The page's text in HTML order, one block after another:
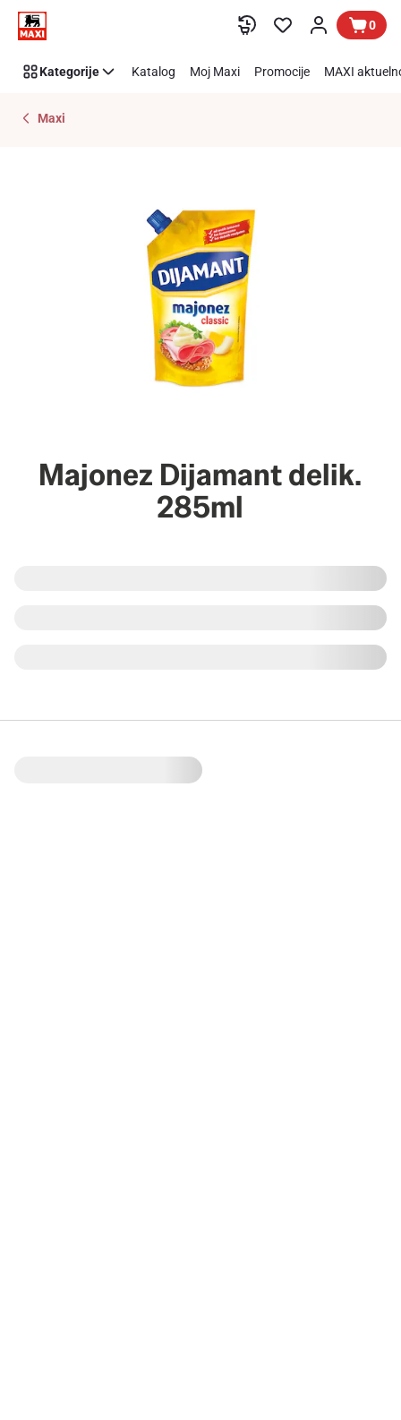
Preskoči link 0
Kategorije Katalog Moj Maxi Promocije MAXI
Maxi
Majonez Dijamant delik.
285ml